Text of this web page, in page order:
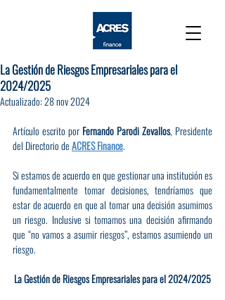
La Gestión de Riesgos Empresariales para el
2024/2025
Actualizado:28 nov 2024
Artículo escrito por Fernando Parodi Zevallos, Presidente
del Directorio de ACRES Finance.
Si estamos de acuerdo en que gestionar una institución es
fundamentalmente tomar decisiones, tendríamos que
estar de acuerdo en que al tomar una decisión asumimos
un riesgo. Inclusive si tomamos una decisión afirmando
que “no vamos a asumir riesgos”, estamos asumiendo un
riesgo.
La Gestión de Riesgos Empresariales para el 2024/2025